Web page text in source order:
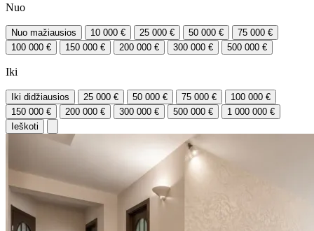
Nuo
Nuo mažiausios 10 000 € 25 000 € 50 000 €
75 000 €
100 000 €
150 000 € 200 000 € 300 000 € 500 000 €
Iki
Iki didžiausios 25 000 € 50 000 € 75 000 €
100 000 €
150 000 €
200 000 € 300 000 € 500 000 €
1 000 000 €
Ieškoti